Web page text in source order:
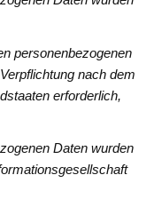
personenbezogenen
nach dem
erforderlich,
Daten wurden